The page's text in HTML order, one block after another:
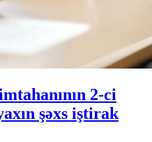
2-ci
şəxs iştirak